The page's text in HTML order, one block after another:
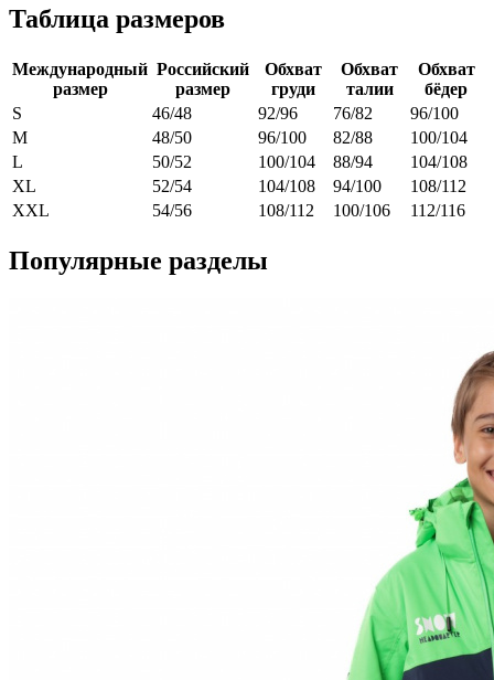
Таблица размеров
Международный
размер
Российский
размер
Обхват
груди
Обхват
талии
Обхват
бёдер
S
46/48 92/96 76/82
96/100
M
48/50 96/100 82/88
100/104
L
50/52 100/104 88/94
104/108
XL
52/54 104/108 94/100
108/112
XXL
54/56 108/112 100/106 112/116
Популярные разделы